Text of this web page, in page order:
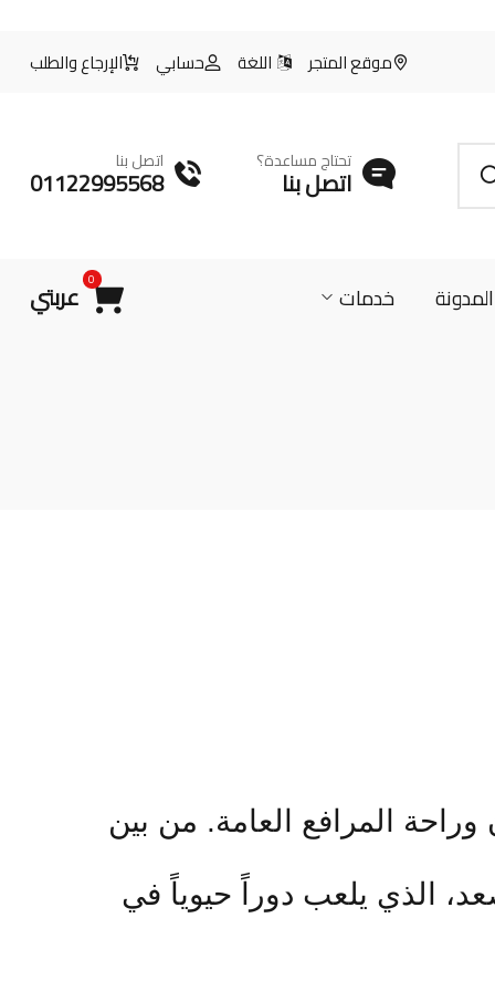
موقع المتجر اللغة حسابي الإرجاع والطلب
تحتاج مساعدة؟
اتصل بنا
اتصل بنا
01122995568
المدونة خدمات 0 عربتي
المرافع العامة. من بين
الذي يلعب دوراً حيوياً في